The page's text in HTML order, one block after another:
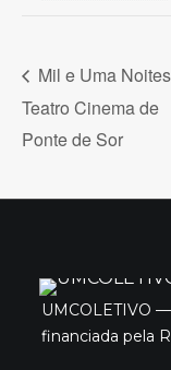
Mil e Uma
Teatro Cinema de
Ponte de Sor
UMCOLETIVO
financiada pela